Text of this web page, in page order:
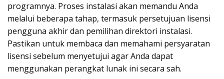
programnya. Proses instalasi akan memandu Anda
melalui beberapa tahap, termasuk persetujuan lisensi
pengguna akhir dan pemilihan direktori instalasi.
Pastikan untuk membaca dan memahami persyaratan
lisensi sebelum menyetujui agar Anda dapat
menggunakan perangkat lunak ini secara sah.